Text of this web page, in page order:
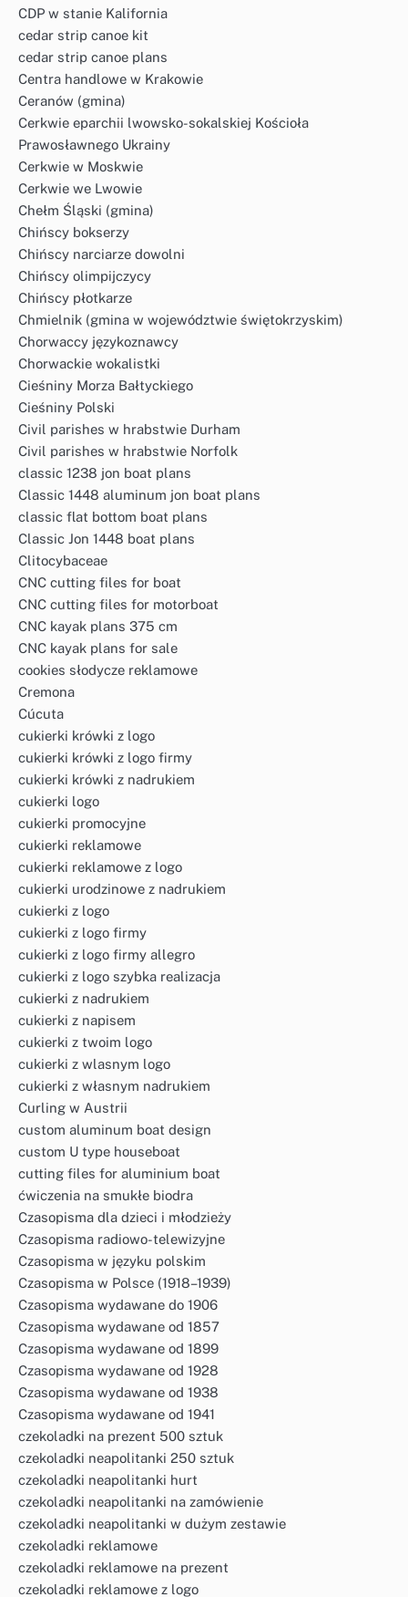
CDP w stanie Kalifornia
cedar strip canoe kit
cedar strip canoe plans
Centra handlowe w Krakowie
Ceranów (gmina)
Cerkwie eparchii lwowsko-sokalskiej Kościoła
Prawosławnego Ukrainy
Cerkwie w Moskwie
Cerkwie we Lwowie
Chełm Śląski (gmina)
Chińscy bokserzy
Chińscy narciarze dowolni
Chińscy olimpijczycy
Chińscy płotkarze
Chmielnik (gmina w województwie świętokrzyskim)
Chorwaccy językoznawcy
Chorwackie wokalistki
Cieśniny Morza Bałtyckiego
Cieśniny Polski
Civil parishes w hrabstwie Durham
Civil parishes w hrabstwie Norfolk
classic 1238 jon boat plans
Classic 1448 aluminum jon boat plans
classic flat bottom boat plans
Classic Jon 1448 boat plans
Clitocybaceae
CNC cutting files for boat
CNC cutting files for motorboat
CNC kayak plans 375 cm
CNC kayak plans for sale
cookies słodycze reklamowe
Cremona
Cúcuta
cukierki krówki z logo
cukierki krówki z logo firmy
cukierki krówki z nadrukiem
cukierki logo
cukierki promocyjne
cukierki reklamowe
cukierki reklamowe z logo
cukierki urodzinowe z nadrukiem
cukierki z logo
cukierki z logo firmy
cukierki z logo firmy allegro
cukierki z logo szybka realizacja
cukierki z nadrukiem
cukierki z napisem
cukierki z twoim logo
cukierki z wlasnym logo
cukierki z własnym nadrukiem
Curling w Austrii
custom aluminum boat design
custom U type houseboat
cutting files for aluminium boat
ćwiczenia na smukłe biodra
Czasopisma dla dzieci i młodzieży
Czasopisma radiowo-telewizyjne
Czasopisma w języku polskim
Czasopisma w Polsce (1918–1939)
Czasopisma wydawane do 1906
Czasopisma wydawane od 1857
Czasopisma wydawane od 1899
Czasopisma wydawane od 1928
Czasopisma wydawane od 1938
Czasopisma wydawane od 1941
czekoladki na prezent 500 sztuk
czekoladki neapolitanki 250 sztuk
czekoladki neapolitanki hurt
czekoladki neapolitanki na zamówienie
czekoladki neapolitanki w dużym zestawie
czekoladki reklamowe
czekoladki reklamowe na prezent
czekoladki reklamowe z logo